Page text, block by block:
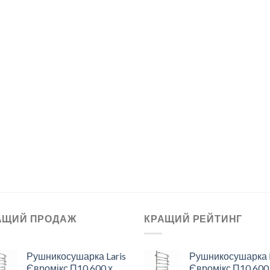
ПРОДАЖ
Рушникосушарка Laris
КРАЩИЙ РЕЙТИНГ
Рушникосушарка